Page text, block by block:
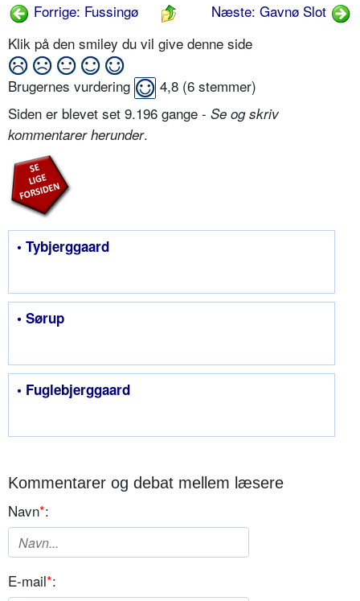
Forrige: Fussingø
Næste: Gavnø Slot
Klik på den smiley du vil give denne side
Brugernes vurdering 4,8 (6 stemmer)
Siden er blevet set 9.196 gange - Se og skriv
kommentarer herunder.
• Tybjerggaard
• Sørup
• Fuglebjerggaard
Kommentarer og debat mellem læsere
Navn*:
E-mail*: